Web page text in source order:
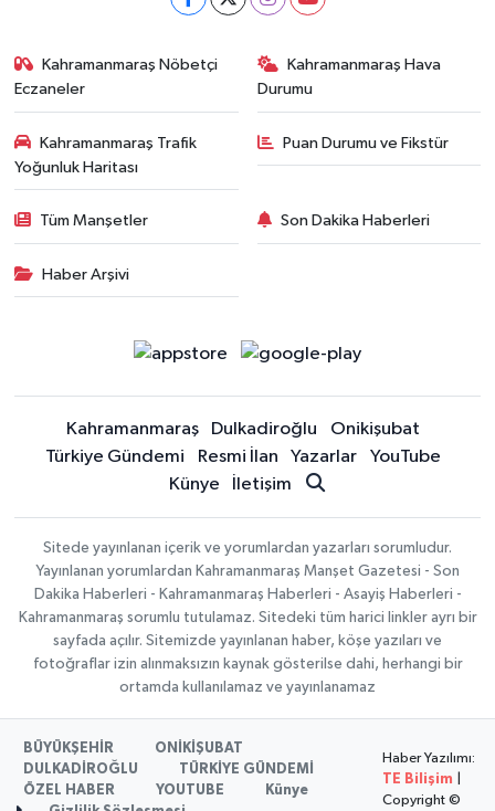
Kahramanmaraş Nöbetçi
Eczaneler
Kahramanmaraş Hava
Durumu
Kahramanmaraş Trafik
Yoğunluk Haritası
Puan Durumu ve Fikstür
Tüm Manşetler Son Dakika Haberleri
Haber Arşivi
Kahramanmaraş Dulkadiroğlu
Onikişubat
Türkiye Gündemi
Resmi İlan Yazarlar
YouTube
Künye
İletişim
Sitede yayınlanan içerik ve yorumlardan yazarları sorumludur.
Yayınlanan yorumlardan Kahramanmaraş Manşet Gazetesi - Son
Dakika Haberleri - Kahramanmaraş Haberleri - Asayiş Haberleri -
Kahramanmaraş sorumlu tutulamaz. Sitedeki tüm harici linkler ayrı bir
sayfada açılır. Sitemizde yayınlanan haber, köşe yazıları ve
fotoğraflar izin alınmaksızın kaynak gösterilse dahi, herhangi bir
ortamda kullanılamaz ve yayınlanamaz
BÜYÜKŞEHİR
ONİKİŞUBAT
DULKADİROĞLU
TÜRKİYE GÜNDEMİ
ÖZEL HABER
YOUTUBE
Künye
Haber Yazılımı:
TE Bilişim
Copyright ©